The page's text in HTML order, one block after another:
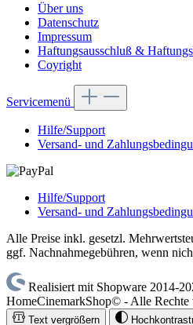
Über uns
Datenschutz
Impressum
Haftungsausschluß &
Coyright
Servicemenü
Hilfe/Support
Versand- und
Hilfe/Support
Versand- und
Alle Preise inkl. gesetzl.
ggf. Nachnahmegebühren, wenn
Realisiert mit Shopware 2014-
HomeCinemarkShop© - Alle Rechte
Text vergrößern